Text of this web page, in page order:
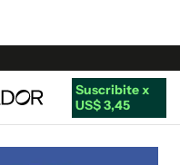
Suscribite x
US$ 3,45